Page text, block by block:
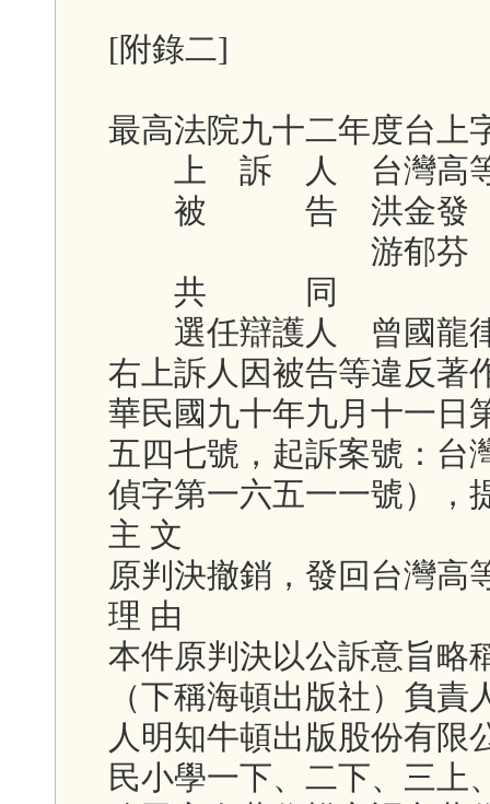
[附錄二]
最高法院九十二年度台上
上 訴 人 台灣高等
被 告 洪金發
游郁芬
共 同
選任辯護人 曾國龍
右上訴人因被告等違反著
華民國九十年九月十一日
五四七號，起訴案號：台
偵字第一六五一一號），
主 文
原判決撤銷，發回台灣高
理 由
本件原判決以公訴意旨略
（下稱海頓出版社）負
人明知牛頓出版股份有限
民小學一下、二下、三上